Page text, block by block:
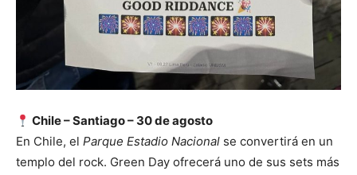
Chile –Santiago – 30 de agosto
En Chile, el Parque Estadio Nacional se convertirá en un
templo del rock. Green Day ofrecerá uno de sus sets más